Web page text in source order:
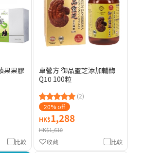
果果膠
比較
卓營方 御品靈芝添加輔酶
Q10 100粒
(2)
20% off
HK$1,288
HK$1,610
比較
收藏